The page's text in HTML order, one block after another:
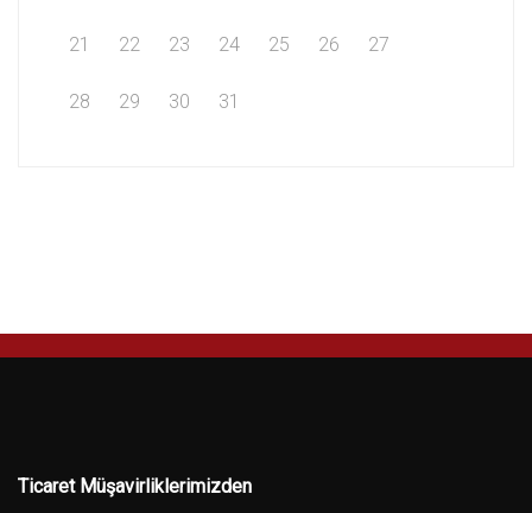
21 22 23 24 25 26 27
28 29 30 31
Ticaret Müşavirliklerimizden